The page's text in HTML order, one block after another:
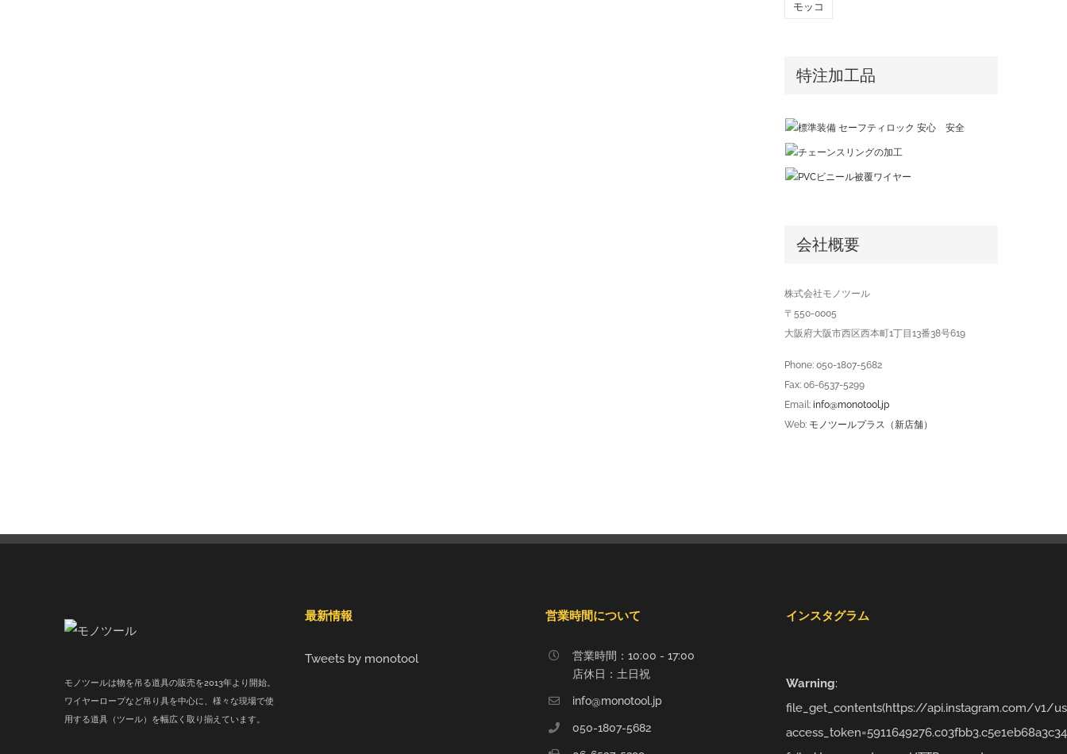
モッコ
特注加工品
会社概要
株式会社モノツール
〒550-0005
大阪府大阪市西区西本町1丁目13番38号619
Phone: 050-1807-5682
Fax: 06-6537-5299
Email: info@monotool.jp
Web: モノツールプラス（新店舗）
モノツールは物を吊る道具の販売を2013年より開始。
ワイヤーロープなど吊り具を中心に、様々な現場で使
用する道具（ツール）を幅広く取り揃えています。
最新情報
Tweets by monotool
営業時間について
営業時間：10:00 - 17:00
店休日：土日祝
info@monotool.jp
050-1807-5682
インスタグラム
Warning:
file_get_contents(https://api.instagram.com/v1/